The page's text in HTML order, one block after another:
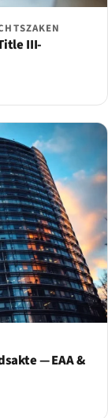
III-
— EAA &